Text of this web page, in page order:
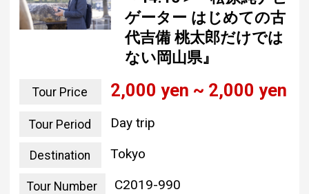
ゲーター はじめての古
代吉備 桃太郎だけでは
ない岡山県』
Tour Price 2,000 yen ~ 2,000 yen
Tour Period Day trip
Destination Tokyo
Tour Number C2019-990